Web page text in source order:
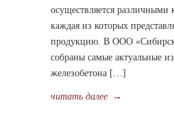
осуществляется различными
каждая из которых
продукцию. В ООО
собраны самые актуальные
железобетона […]
читать далее →